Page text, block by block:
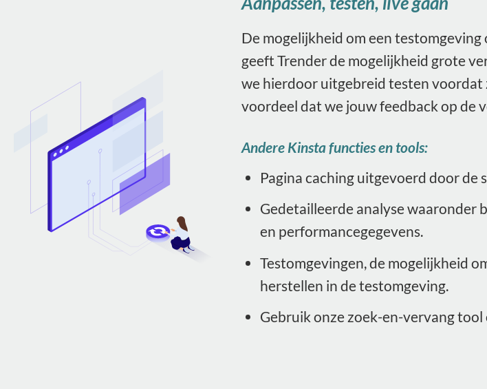
De mogelijkheid om een
geeft Trender de mogelijkheid grote
we hierdoor uitgebreid testen voordat
voordeel dat we jouw feedback op de
Andere Kinsta functies en tools:
Pagina caching uitgevoerd door de
Gedetailleerde analyse waaronder
en performancegegevens.
Testomgevingen, de mogelijkheid
herstellen in de testomgeving.
Gebruik onze zoek-en-vervang